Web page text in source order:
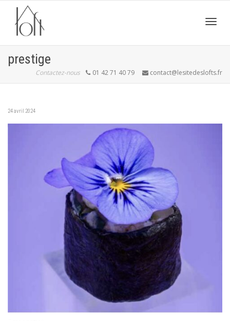
prestige
Contactez-nous 01 42 71 40 79 contact@lesitedeslofts.fr
24 avril 2024